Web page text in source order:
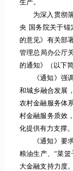
生产。
为深入贯彻
央 国务院关于锚
的意见》有关部
管理总局办公厅
的通知》（以下
《通知》强
和城乡融合发展
农村金融服务体
村金融服务质效
化提供有力支撑。
《通知》要
粮油生产、“菜
大金融支持力度